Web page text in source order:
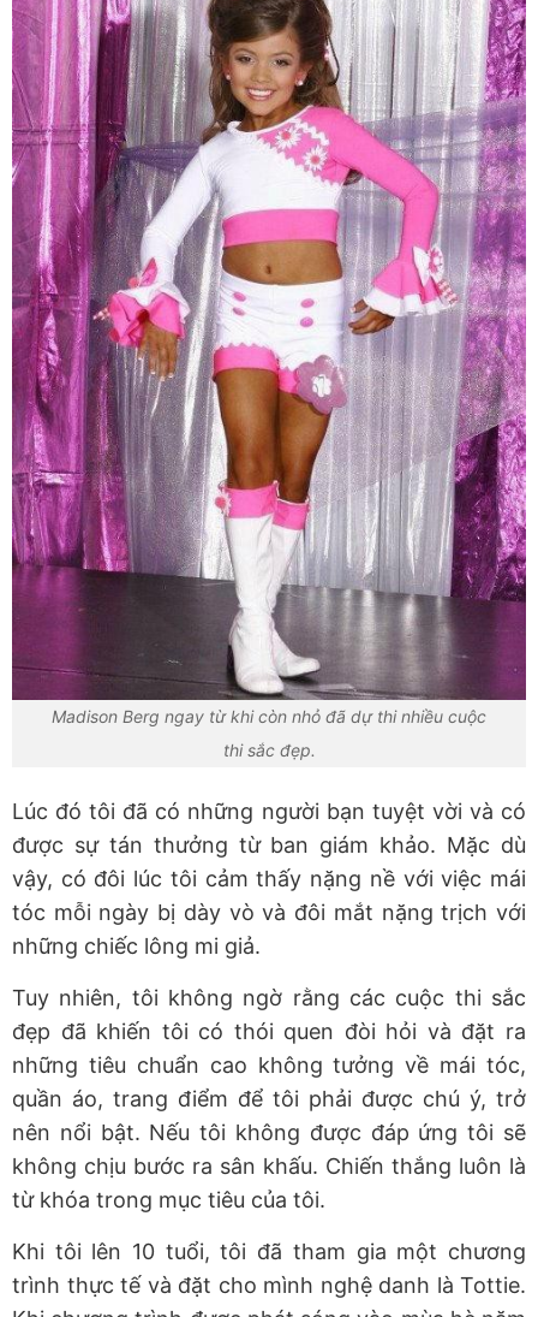
Madison Berg ngay từ khi còn nhỏ đã dự thi nhiều cuộc
thi sắc đẹp.
Lúc đó tôi đã có những người bạn tuyệt vời và có
được sự tán thưởng từ ban giám khảo. Mặc dù
vậy, có đôi lúc tôi cảm thấy nặng nề với việc mái
tóc mỗi ngày bị dày vò và đôi mắt nặng trịch với
những chiếc lông mi giả.
Tuy nhiên, tôi không ngờ rằng các cuộc thi sắc
đẹp đã khiến tôi có thói quen đòi hỏi và đặt ra
những tiêu chuẩn cao không tưởng về mái tóc,
quần áo, trang điểm để tôi phải được chú ý, trở
nên nổi bật. Nếu tôi không được đáp ứng tôi sẽ
không chịu bước ra sân khấu. Chiến thắng luôn là
từ khóa trong mục tiêu của tôi.
Khi tôi lên 10 tuổi, tôi đã tham gia một chương
trình thực tế và đặt cho mình nghệ danh là Tottie.